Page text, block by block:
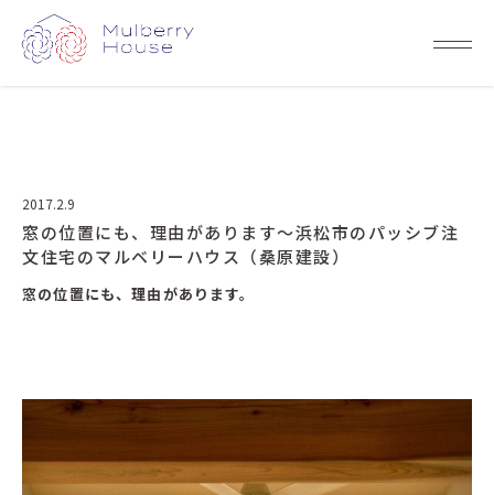
2017.2.9
窓の位置にも、理由があります～浜松市のパッシブ注
文住宅のマルベリーハウス（桑原建設）
窓の位置にも、理由があります。